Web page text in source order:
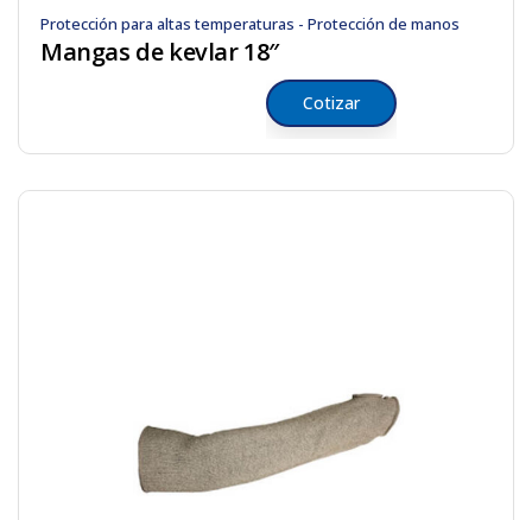
Protección para altas temperaturas - Protección de manos
Mangas de kevlar 18″
Cotizar